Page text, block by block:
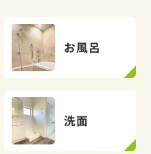
お風呂
洗面